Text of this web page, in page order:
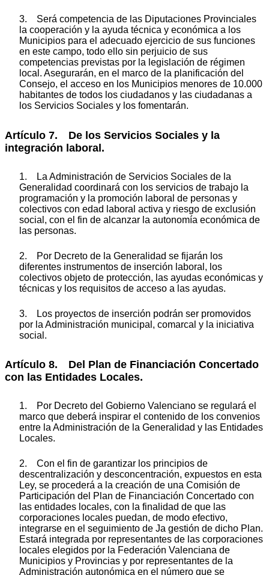
3. Será competencia de las Diputaciones Provinciales
la cooperación y la ayuda técnica y económica a los
Municipios para el adecuado ejercicio de sus funciones
en este campo, todo ello sin perjuicio de sus
competencias previstas por la legislación de régimen
local. Asegurarán, en el marco de la planificación del
Consejo, el acceso en los Municipios menores de 10.000
habitantes de todos los ciudadanos y las ciudadanas a
los Servicios Sociales y los fomentarán.
Artículo 7. De los Servicios Sociales y la
integración laboral.
1. La Administración de Servicios Sociales de la
Generalidad coordinará con los servicios de trabajo la
programación y la promoción laboral de personas y
colectivos con edad laboral activa y riesgo de exclusión
social, con el fin de alcanzar la autonomía económica de
las personas.
2. Por Decreto de la Generalidad se fijarán los
diferentes instrumentos de inserción laboral, los
colectivos objeto de protección, las ayudas económicas y
técnicas y los requisitos de acceso a las ayudas.
3. Los proyectos de inserción podrán ser promovidos
por la Administración municipal, comarcal y la iniciativa
social.
Artículo 8. Del Plan de Financiación Concertado
con las Entidades Locales.
1. Por Decreto del Gobierno Valenciano se regulará el
marco que deberá inspirar el contenido de los convenios
entre la Administración de la Generalidad y las Entidades
Locales.
2. Con el fin de garantizar los principios de
descentralización y desconcentración, expuestos en esta
Ley, se procederá a la creación de una Comisión de
Participación del Plan de Financiación Concertado con
las entidades locales, con la finalidad de que las
corporaciones locales puedan, de modo efectivo,
integrarse en el seguimiento de Ja gestión de dicho Plan.
Estará integrada por representantes de las corporaciones
locales elegidos por la Federación Valenciana de
Municipios y Provincias y por representantes de la
Administración autonómica en el número que se